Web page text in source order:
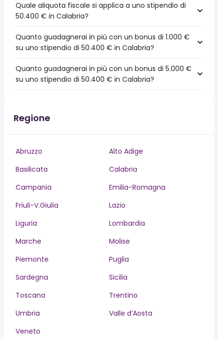
Quale aliquota fiscale si applica a uno stipendio di
50.400 € in Calabria?
Quanto guadagnerai in più con un bonus di 1.000 €
su uno stipendio di 50.400 € in Calabria?
Quanto guadagnerai in più con un bonus di 5.000 €
su uno stipendio di 50.400 € in Calabria?
Regione
Abruzzo
Alto Adige
Basilicata
Calabria
Campania
Emilia-Romagna
Friuli-V.Giulia
Lazio
Liguria
Lombardia
Marche
Molise
Piemonte
Puglia
Sardegna
Sicilia
Toscana
Trentino
Umbria
Valle d’Aosta
Veneto